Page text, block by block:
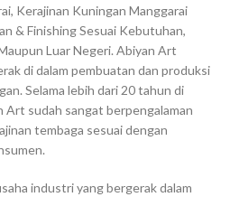
Kerajinan Kuningan Manggarai
& Finishing Sesuai Kebutuhan,
Luar Negeri. Abiyan Art
di dalam pembuatan dan produksi
Selama lebih dari 20 tahun di
Art sudah sangat berpengalaman
tembaga sesuai dengan
industri yang bergerak dalam